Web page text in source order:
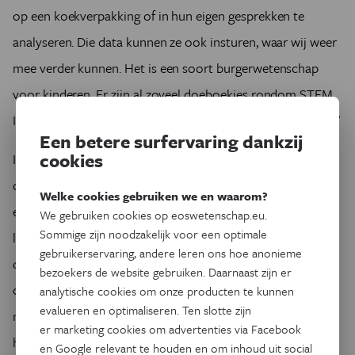
op een koekverpakking of in hun eigen gesprekken te
analyseren. Die data kunnen ze ook insturen, waar wij weer
mee verder kunnen. Het is een soort burgerwetenschap
voor kinderen. Er zijn al zoveel doeboekjes rondom STEM.
Ik wil laten zien dat taal bestuderen ook een wetenschap is.’
In de toekomst wil Schuring nog dieper in dit onderwerp
duiken: ‘Wanneer beschouwen kinderen een woord zelf
eigenlijk als een Engels woord? Dat is belangrijk voor de
labeling bij toekomstig onderzoek. Als jongeren het woord
coolniet als Engels beschouwen, wie zijn wij dan om er
conclusies over te trekken? Verder volgt er een onderzoek
naar de negatieve kant van Engels in jongerentaal. Hoewel
het niet vaak voorkomt, worden kinderen die een Engels
Een betere surfervaring dankzij
cookies
Welke cookies gebruiken we en waarom?
We gebruiken cookies op eoswetenschap.eu.
Sommige zijn noodzakelijk voor een optimale
gebruikerservaring, andere leren ons hoe anonieme
bezoekers de website gebruiken. Daarnaast zijn er
analytische cookies om onze producten te kunnen
evalueren en optimaliseren. Ten slotte zijn
er marketing cookies om advertenties via Facebook
en Google relevant te houden en om inhoud uit social